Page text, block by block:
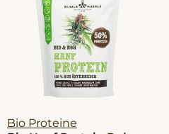
Bio Proteine